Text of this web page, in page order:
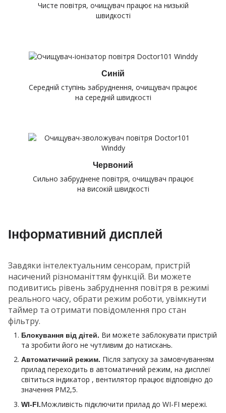
Чисте повітря, очищувач працює на низькій
швидкості
Синій
Середній ступінь забруднення, очищувач працює
на середній швидкості
Червоний
Сильно забруднене повітря, очищувач працює
на високій швидкості
Інформативний дисплей
Завдяки інтелектуальним сенсорам, пристрій
насичений різноманіттям функцій. Ви можете
подивитись рівень забруднення повітря в режимі
реального часу, обрати режим роботи, увімкнути
таймер та отримати повідомлення про стан
фільтру.
Блокування від дітей. Ви можете заблокувати пристрій
та зробити його не чутливим до натискань.
Автоматичний режим. Після запуску за замовчуванням
прилад переходить в автоматичний режим, на дисплеї
світиться індикатор , вентилятор працює відповідно до
значення PM2,5.
WI-FI.Можливість підключити прилад до WI-FI мережі.